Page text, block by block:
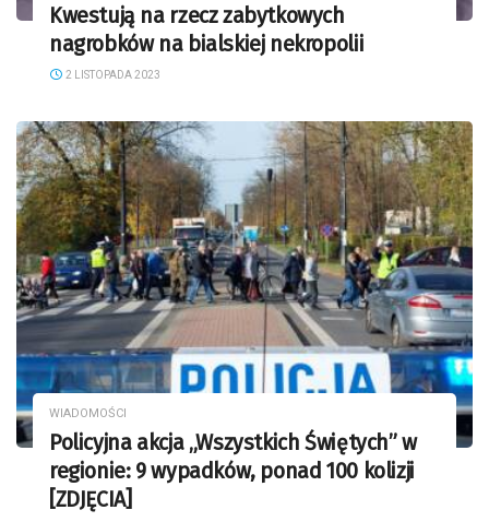
Kwestują na rzecz zabytkowych
nagrobków na bialskiej nekropolii
2 LISTOPADA 2023
WIADOMOŚCI
Policyjna akcja „Wszystkich Świętych” w
regionie: 9 wypadków, ponad 100 kolizji
[ZDJĘCIA]